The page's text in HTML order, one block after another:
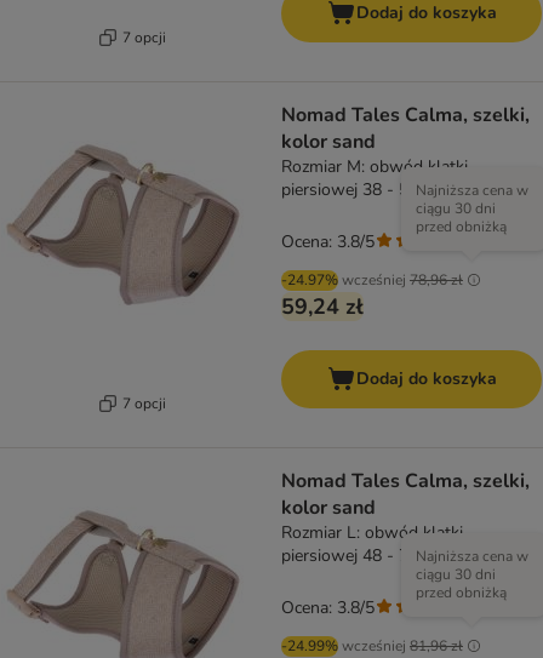
7 opcji
Dodaj do koszyka
7 opcji
Nomad Tales Calma, szelki,
kolor sand
Rozmiar M: obwód klatki
piersiowej 38 - 56 cm
-24.97%wcześniej 78,96 zł
Najniższa cena w
ciągu 30 dni
przed obniżką
59,24 zł
Ocena: 3.8/5
Dodaj do koszyka
Nomad Tales Calma, szelki,
kolor sand
Rozmiar L: obwód klatki
piersiowej 48 - 72 cm
-24.99%wcześniej 81,96 zł
Najniższa cena w
ciągu 30 dni
przed obniżką
Ocena: 3.8/5